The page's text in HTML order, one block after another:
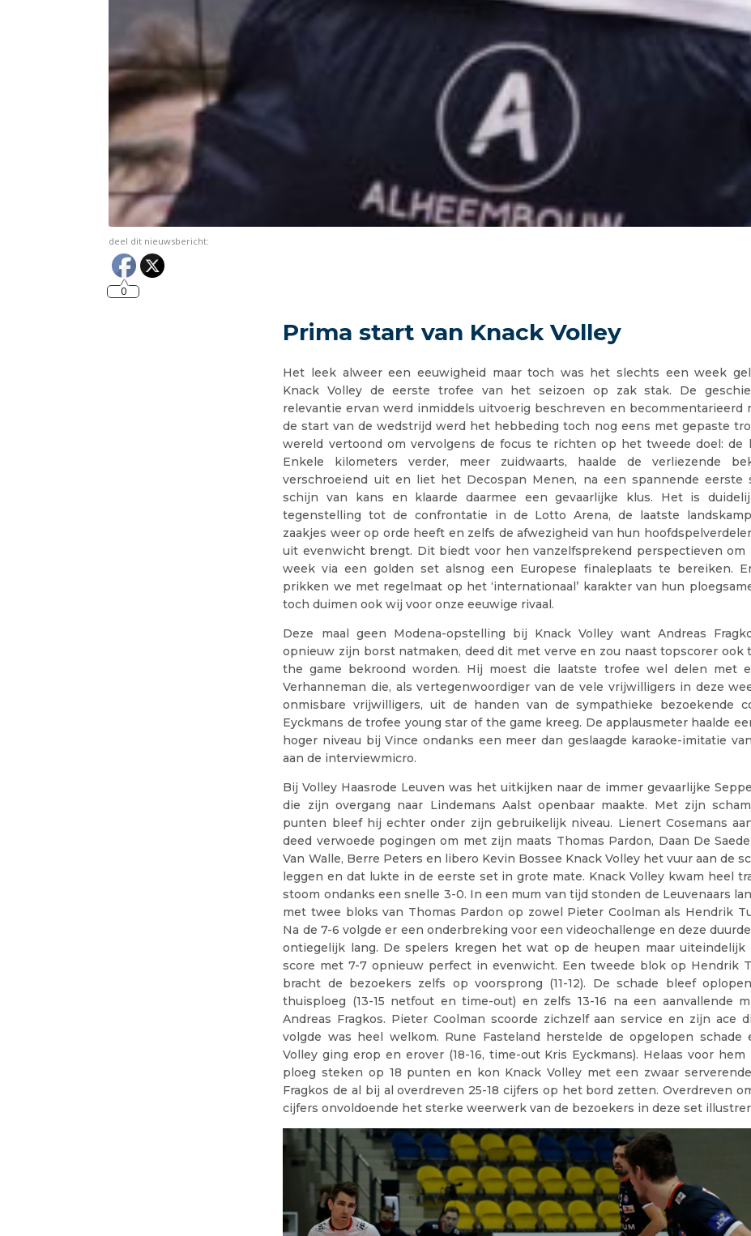
deel dit nieuwsbericht:
0
Prima start van Knack Volley
Het leek alweer een eeuwigheid maar toch was het slechts een week
Knack Volley de eerste trofee van het seizoen op zak stak. De
relevantie ervan werd inmiddels uitvoerig beschreven en becommentarieerd
de start van de wedstrijd werd het hebbeding toch nog eens met gepaste
wereld vertoond om vervolgens de focus te richten op het tweede doel: de
Enkele kilometers verder, meer zuidwaarts, haalde de verliezende
verschroeiend uit en liet het Decospan Menen, na een spannende eerste
schijn van kans en klaarde daarmee een gevaarlijke klus. Het is
tegenstelling tot de confrontatie in de Lotto Arena, de laatste
zaakjes weer op orde heeft en zelfs de afwezigheid van hun
uit evenwicht brengt. Dit biedt voor hen vanzelfsprekend perspectieven om
week via een golden set alsnog een Europese finaleplaats te bereiken.
prikken we met regelmaat op het ‘internationaal’ karakter van hun
toch duimen ook wij voor onze eeuwige rivaal.
Deze maal geen Modena-opstelling bij Knack Volley want Andreas
opnieuw zijn borst natmaken, deed dit met verve en zou naast topscorer ook
the game bekroond worden. Hij moest die laatste trofee wel delen met
Verhanneman die, als vertegenwoordiger van de vele vrijwilligers in deze
onmisbare vrijwilligers, uit de handen van de sympathieke bezoekende
Eyckmans de trofee young star of the game kreeg. De applausmeter haalde
hoger niveau bij Vince ondanks een meer dan geslaagde karaoke-imitatie
aan de interviewmicro.
Bij Volley Haasrode Leuven was het uitkijken naar de immer gevaarlijke
die zijn overgang naar Lindemans Aalst openbaar maakte. Met zijn
punten bleef hij echter onder zijn gebruikelijk niveau. Lienert Cosemans
deed verwoede pogingen om met zijn maats Thomas Pardon, Daan De
Van Walle, Berre Peters en libero Kevin Bossee Knack Volley het vuur aan de
leggen en dat lukte in de eerste set in grote mate. Knack Volley kwam heel
stoom ondanks een snelle 3-0. In een mum van tijd stonden de Leuvenaars
met twee bloks van Thomas Pardon op zowel Pieter Coolman als Hendrik
Na de 7-6 volgde er een onderbreking voor een videochallenge en deze
ontiegelijk lang. De spelers kregen het wat op de heupen maar uiteindelijk
score met 7-7 opnieuw perfect in evenwicht. Een tweede blok op Hendrik
bracht de bezoekers zelfs op voorsprong (11-12). De schade bleef
thuisploeg (13-15 netfout en time-out) en zelfs 13-16 na een aanvallende
Andreas Fragkos. Pieter Coolman scoorde zichzelf aan service en zijn ace
volgde was heel welkom. Rune Fasteland herstelde de opgelopen schade
Volley ging erop en erover (18-16, time-out Kris Eyckmans). Helaas voor
ploeg steken op 18 punten en kon Knack Volley met een zwaar
Fragkos de al bij al overdreven 25-18 cijfers op het bord zetten. Overdreven
cijfers onvoldoende het sterke weerwerk van de bezoekers in deze set